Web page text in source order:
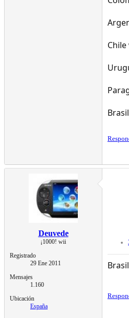
Chile
Deuvede
¡1000! wii
Registrado
29 Ene 2011
Mensajes
1.160
Ubicación
España